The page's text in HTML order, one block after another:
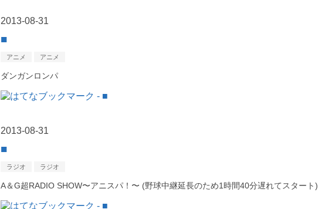
2013-08-31
■
アニメ アニメ
ダンガンロンパ
2013-08-31
■
ラジオ ラジオ
A＆G超RADIO SHOW〜アニスパ！〜 (野球中継延長のため1時間40分遅れてスタート)